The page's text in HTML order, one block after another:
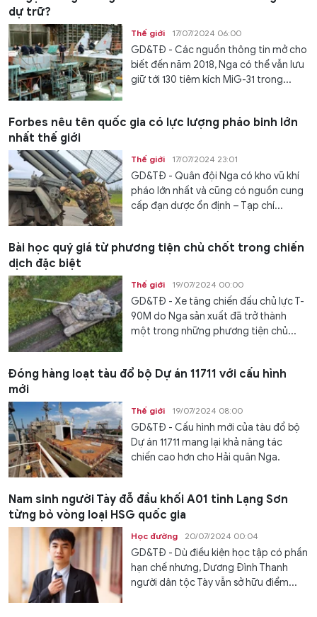
dự trữ?
Thế giới 17/07/2024 06:00
GD&TĐ - Các nguồn thông tin mở cho
biết đến năm 2018, Nga có thể vẫn lưu
giữ tới 130 tiêm kích MiG-31 trong...
Forbes nêu tên quốc gia có lực lượng pháo binh lớn
nhất thế giới
Thế giới 17/07/2024 23:01
GD&TĐ - Quân đội Nga có kho vũ khí
pháo lớn nhất và cũng có nguồn cung
cấp đạn dược ổn định – Tạp chí...
Bài học quý giá từ phương tiện chủ chốt trong chiến
dịch đặc biệt
Thế giới 19/07/2024 00:00
GD&TĐ - Xe tăng chiến đấu chủ lực T-
90M do Nga sản xuất đã trở thành
một trong những phương tiện chủ...
Đóng hàng loạt tàu đổ bộ Dự án 11711 với cấu hình
mới
Thế giới 19/07/2024 08:00
GD&TĐ - Cấu hình mới của tàu đổ bộ
Dự án 11711 mang lại khả năng tác
chiến cao hơn cho Hải quân Nga.
Nam sinh người Tày đỗ đầu khối A01 tỉnh Lạng Sơn
từng bỏ vòng loại HSG quốc gia
Học đường 20/07/2024 00:04
GD&TĐ - Dù điều kiện học tập có phần
hạn chế nhưng, Dương Đình Thanh
người dân tộc Tày vẫn sở hữu điểm...